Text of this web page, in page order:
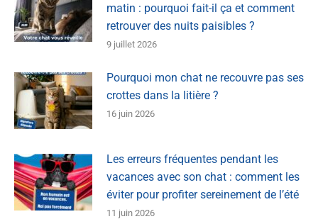
matin : pourquoi fait-il ça et comment
retrouver des nuits paisibles ?
9 juillet 2026
Pourquoi mon chat ne recouvre pas ses
crottes dans la litière ?
16 juin 2026
Les erreurs fréquentes pendant les
vacances avec son chat : comment les
éviter pour profiter sereinement de l’été
11 juin 2026